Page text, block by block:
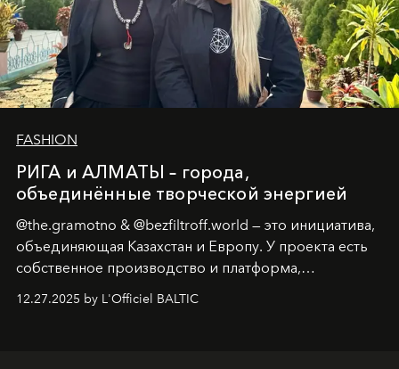
FASHION
РИГА и АЛМАТЫ – города,
объединённые творческой энергией
@the.gramotno & @bezfiltroff.world — это инициатива,
объединяющая Казахстан и Европу. У проекта есть
собственное производство и платформа,
предоставляющая возможности, поддержку и
решения для дизайнеров и молодых брендов.
12.27.2025 by L'Officiel BALTIC